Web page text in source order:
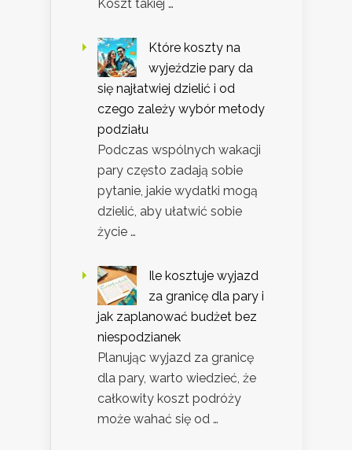
Koszt takiej …
Które koszty na
wyjeździe pary da
się najłatwiej dzielić i od
czego zależy wybór metody
podziału
Podczas wspólnych wakacji
pary często zadają sobie
pytanie, jakie wydatki mogą
dzielić, aby ułatwić sobie
życie …
Ile kosztuje wyjazd
za granicę dla pary i
jak zaplanować budżet bez
niespodzianek
Planując wyjazd za granicę
dla pary, warto wiedzieć, że
całkowity koszt podróży
może wahać się od …